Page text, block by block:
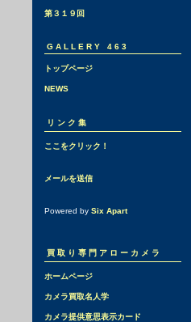
第３１９回
GALLERY 463
トップページ
NEWS
リンク集
ここをクリック！
メールを送信
Powered by Six Apart
買取り専門アローカメラ
ホームページ
カメラ買取名人学
カメラ提供意思表示カード